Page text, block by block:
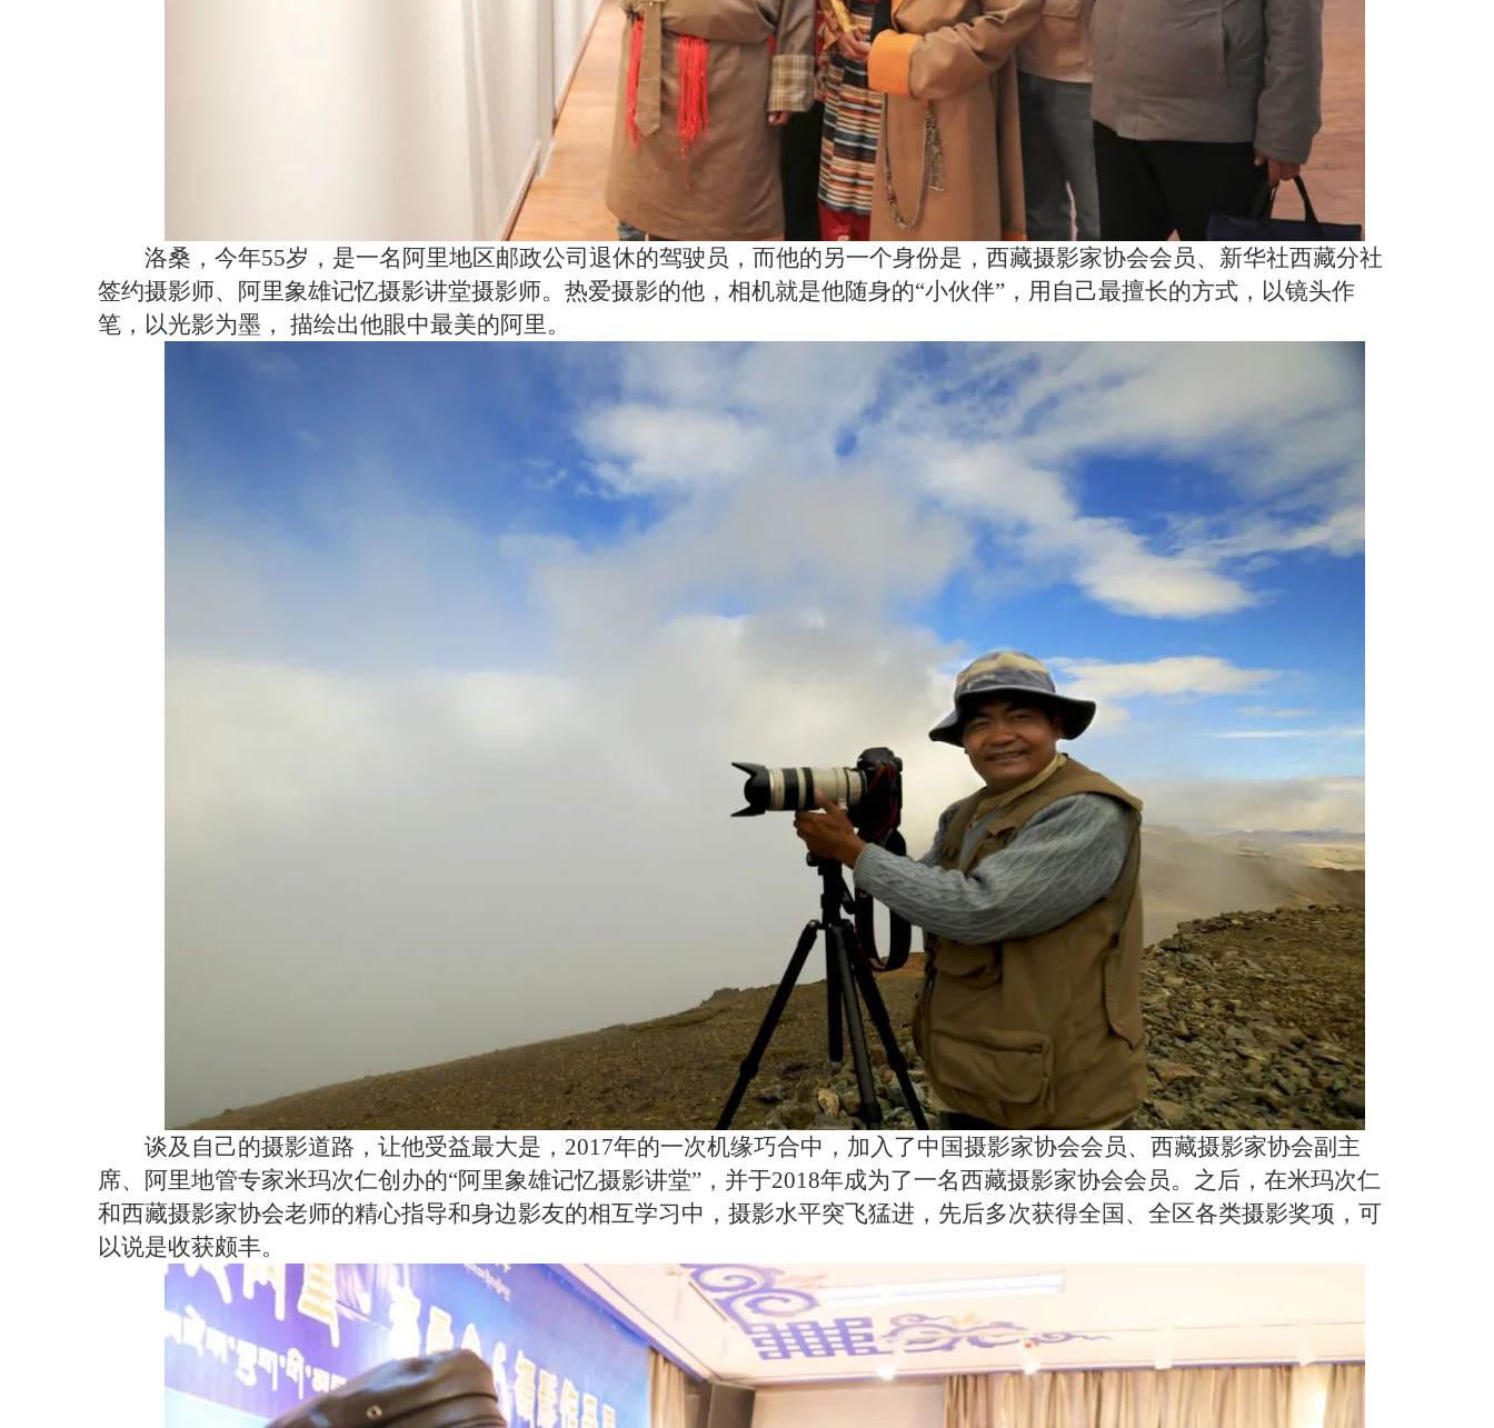
洛桑，今年55岁，是一名阿里地区邮政公司退休的驾驶员，而他的另一个身份是，西藏摄影家协会会员、新华社西藏分社
签约摄影师、阿里象雄记忆摄影讲堂摄影师。热爱摄影的他，相机就是他随身的“小伙伴”，用自己最擅长的方式，以镜头作
笔，以光影为墨， 描绘出他眼中最美的阿里。
谈及自己的摄影道路，让他受益最大是，2017年的一次机缘巧合中，加入了中国摄影家协会会员、西藏摄影家协会副主
席、阿里地管专家米玛次仁创办的“阿里象雄记忆摄影讲堂”，并于2018年成为了一名西藏摄影家协会会员。之后，在米玛次仁
和西藏摄影家协会老师的精心指导和身边影友的相互学习中，摄影水平突飞猛进，先后多次获得全国、全区各类摄影奖项，可
以说是收获颇丰。